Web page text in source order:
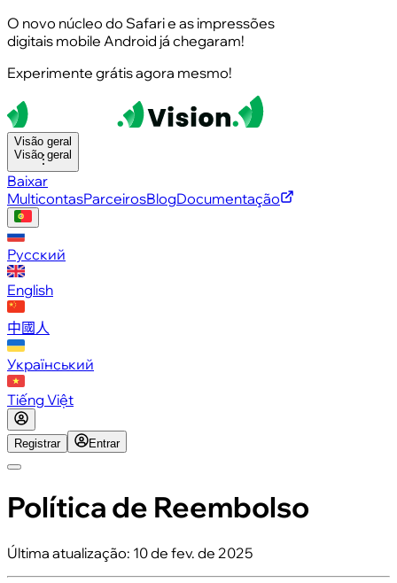
O novo núcleo do Safari e as impressões
digitais mobile Android já chegaram!
Experimente grátis agora mesmo!
Visão geral
Visão geral
Baixar
MulticontasParceirosBlogDocumentação
Русский
English
中國人
Український
Tiếng Việt
Registrar Entrar
Política de Reembolso
Última atualização: 10 de fev. de 2025